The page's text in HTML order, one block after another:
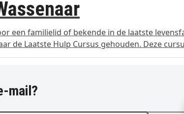
een familielid of bekende in de laatste
de Laatste Hulp Cursus gehouden. Deze
mail?